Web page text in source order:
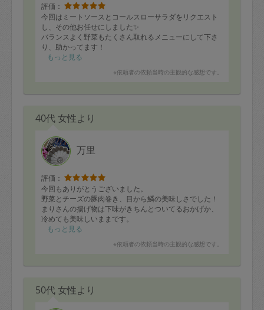
評価：
今回はミートソースとコールスローサラダをリクエスト
し、その他お任せにしました✨
バランスよく野菜もたくさん取れるメニューにして下さ
り、助かってます！
早速子供のお弁当に何品か使わせて頂きました。
もっと見る
※依頼者の依頼当時の主観的な感想です。
40代 女性より
万里
評価：
今回もありがとうございました。
野菜とチーズの豚肉巻き、目から鱗の美味しさでした！
まりさんの揚げ物は下味がきちんとついてるおかげか、
冷めても美味しいままです。
大根おろし付きのハンバーグもふわふわで、ジューシー
余っているキムチで、大根キムチや韓国風豚肉下味漬け
野菜の副菜も薄味ながらもしっかり味がしみてて、きっ
してます。おひたし、胡麻和え、昆布和えなど味付けも
もっと見る
※依頼者の依頼当時の主観的な感想です。
50代 女性より